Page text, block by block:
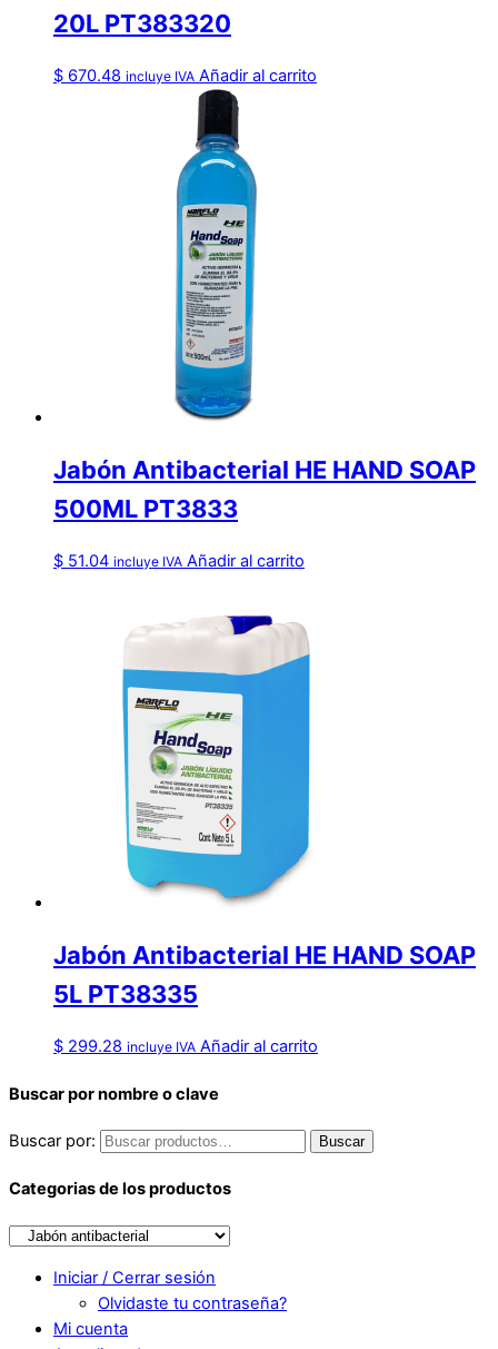
20L PT383320
$ 670.48 incluye IVA Añadir al carrito
Jabón Antibacterial HE HAND SOAP
500ML PT3833
$ 51.04 incluye IVA Añadir al carrito
Jabón Antibacterial HE HAND SOAP
5L PT38335
$ 299.28 incluye IVA Añadir al carrito
Buscar por nombre o clave
Buscar por: Buscar
Categorias de los productos
Iniciar / Cerrar sesión
Olvidaste tu contraseña?
Mi cuenta